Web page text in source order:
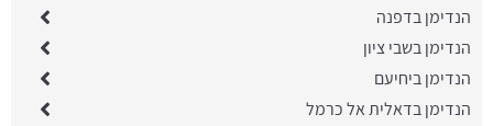
הנדימן בדפנה
הנדימן בשבי ציון
הנדימן ביחיעם
הנדימן בדאלית אל כרמל